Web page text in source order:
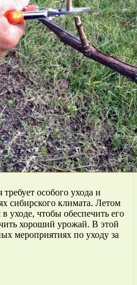
особого ухода и
сибирского климата. Летом
уходе, чтобы обеспечить его
хороший урожай. В этой
мероприятиях по уходу за